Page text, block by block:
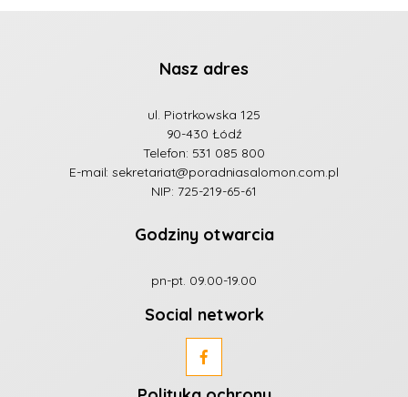
Nasz adres
ul. Piotrkowska 125
90-430 Łódź
Telefon: 531 085 800
E-mail:sekretariat@poradniasalomon.com.pl
NIP: 725-219-65-61
Godziny otwarcia
pn-pt. 09.00-19.00
Social network